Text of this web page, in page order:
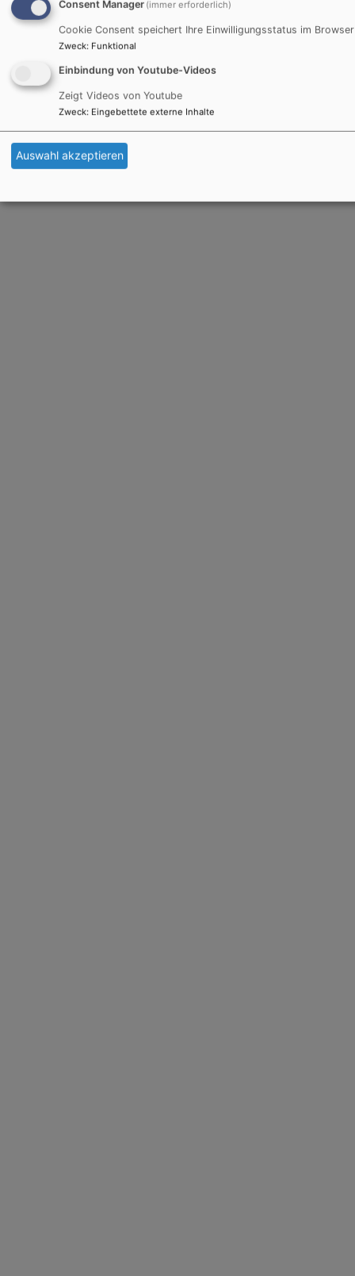
Hauptnavigation
Startseite
Termine
Ausstellung
Fußbereichsmenü
Impressum
Kontakt
Datenschutzerklärung
Barrierefreiheitserklärung
Consent Manager (immer erforderlich)
Cookie Consent speichert Ihre Einwilligungsstatus im Browser
Zweck: Funktional
Einbindung von Youtube-Videos
Zeigt Videos von Youtube
Zweck: Eingebettete externe Inhalte
Auswahl akzeptieren